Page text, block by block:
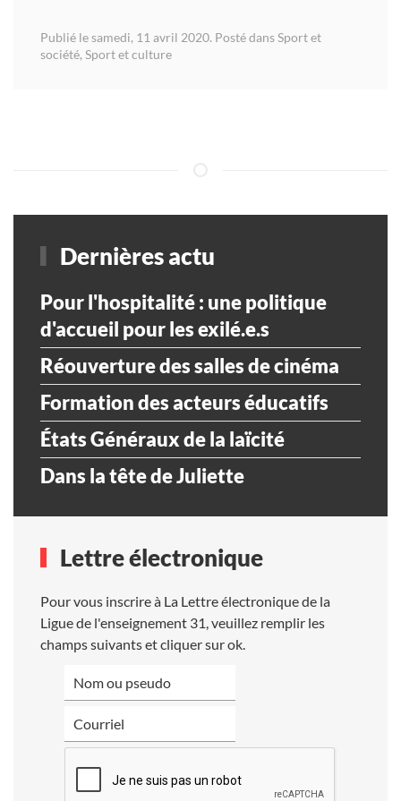
Publié le samedi, 11 avril 2020. Posté dansSport et
société, Sport et culture
Dernières actu
Pour l'hospitalité : une politique
d'accueil pour les exilé.e.s
Réouverture des salles de cinéma
Formation des acteurs éducatifs
États Généraux de la laïcité
Dans la tête de Juliette
Lettre électronique
Pour vous inscrire à La Lettre électronique de la
Ligue de l'enseignement 31, veuillez remplir les
champs suivants et cliquer sur ok.